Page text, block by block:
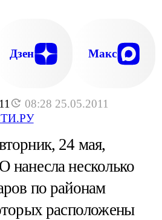
08:28 25.05.2011
Дзен Макс
24 мая,
нанесла несколько
по районам
расположены